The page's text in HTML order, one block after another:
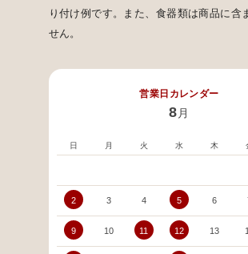
り付け例です。また、食器類は商品に含
せん。
営業日カレンダー
8 月
日 月 火 水 木
2 3 4 5 6
9 10 11 12 13